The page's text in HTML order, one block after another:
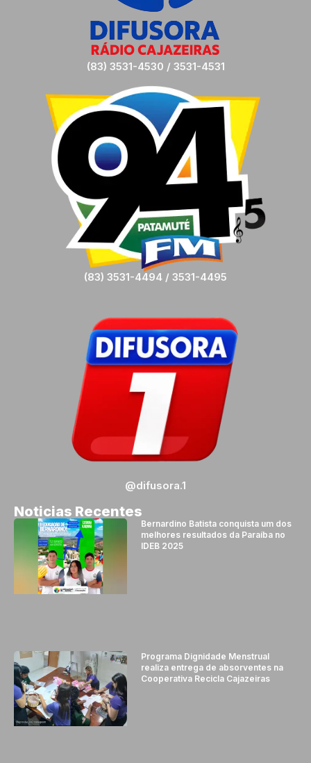
(83) 3531-4530 / 3531-4531
(83) 3531-4494 / 3531-4495
@difusora.1
Noticias Recentes
Bernardino Batista conquista um dos
melhores resultados da Paraíba no
IDEB 2025
Programa Dignidade Menstrual
realiza entrega de absorventes na
Cooperativa Recicla Cajazeiras